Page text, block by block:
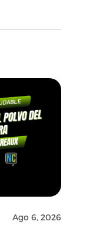
Ago 6, 2026